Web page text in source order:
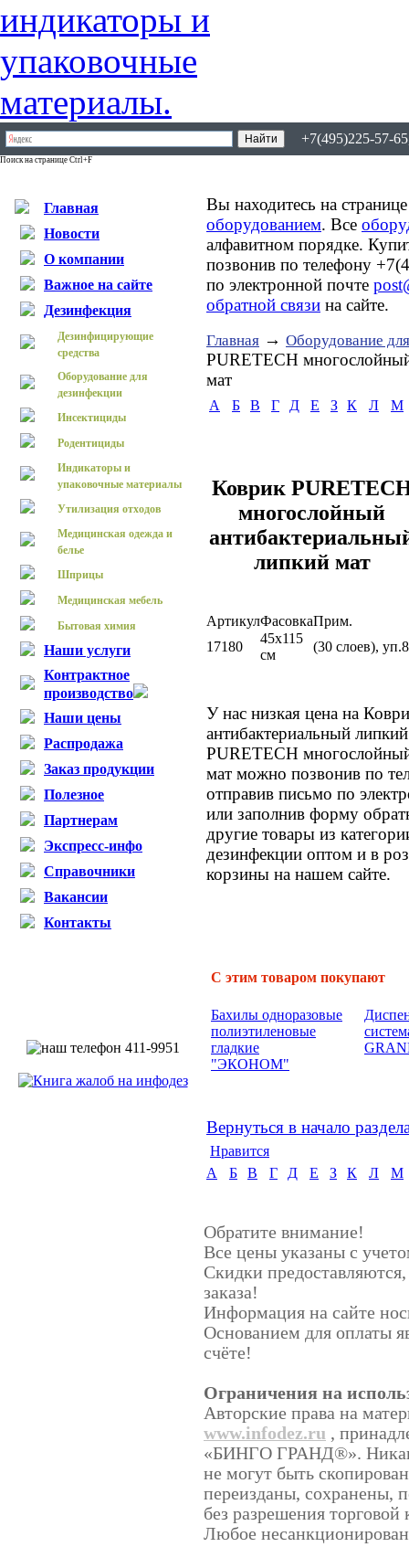
+7(495)225-57-
Поиск на странице Ctrl+F
Главная
Новости
О компании
Важное на сайте
Дезинфекция
Дезинфицирующие
средства
Оборудование для
дезинфекции
Инсектициды
Родентициды
Индикаторы и
упаковочные материалы
Утилизация отходов
Медицинская одежда и
белье
Шприцы
Медицинская мебель
Бытовая химия
Наши услуги
Контрактное
производство
Наши цены
Распродажа
Заказ продукции
Полезное
Партнерам
Экспресс-инфо
Справочники
Вакансии
Контакты
Вы находитесь на
оборудованием. Все
алфавитном порядке.
позвонив по телефону
по электронной почте
обратной связи на сайте.
Главная → Оборудование
PURETECH
мат
А Б В Г Д Е З К Л М
Коврик
многослойный
липкий мат
АртикулФасовкаПрим.
17180
45х115
см
(30 слоев),
У нас низкая цена на
антибактериальный
PURETECH
мат можно позвонив по
отправив письмо по
или заполнив форму
другие товары из
дезинфекции оптом и в
корзины на нашем сайте.
С этим товаром покупают
Бахилы одноразовые
полиэтиленовые
гладкие
"ЭКОНОМ"
Вернуться в начало
Нравится
А
Б В Г Д Е З К Л М
Обратите внимание!
Все цены указаны с
Скидки
заказа!
Информация на сайте
Основанием для оплаты
счёте!
Ограничения на
Авторские права на
www.infodez.ru ,
«БИНГО ГРАНД®».
не могут быть
переизданы, сохранены,
без разрешения
Любое